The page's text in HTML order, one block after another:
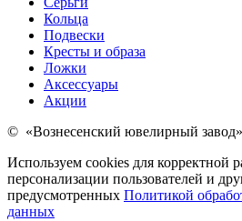
Кольца
Подвески
Кресты и образа
Ложки
Аксессуары
Акции
© «Вознесенский ювелирный
Используем cookies для корректной
персонализации пользователей и
предусмотренных Политикой
данных